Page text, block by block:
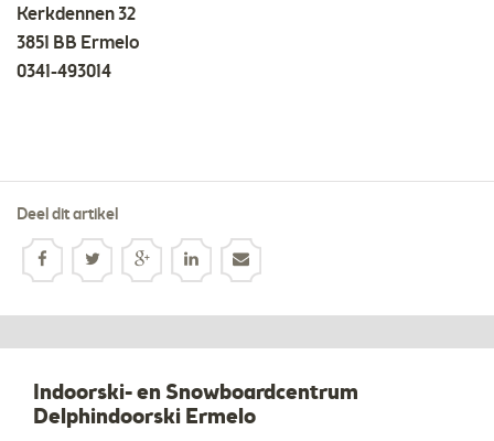
Kerkdennen 32
3851 BB Ermelo
0341-493014
Deel dit artikel
Indoorski- en Snowboardcentrum
Delphindoorski Ermelo